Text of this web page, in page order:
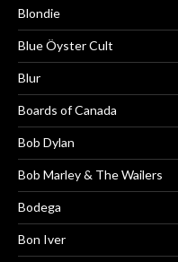
Blondie
Blue Öyster Cult
Blur
Boards of Canada
Bob Dylan
Bob Marley & The Wailers
Bodega
Bon Iver